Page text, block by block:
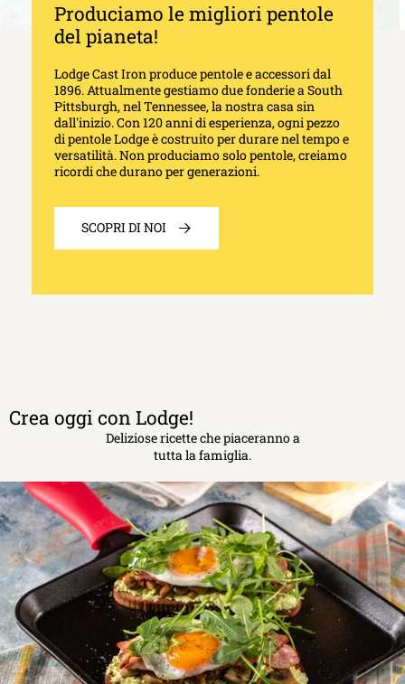
Produciamo le migliori pentole
del pianeta!
Lodge Cast Iron produce pentole e accessori dal
1896. Attualmente gestiamo due fonderie a South
Pittsburgh, nel Tennessee, la nostra casa sin
dall'inizio. Con 120 anni di esperienza, ogni pezzo
di pentole Lodge è costruito per durare nel tempo e
versatilità. Non produciamo solo pentole, creiamo
ricordi che durano per generazioni.
SCOPRI DI NOI
Crea oggi con Lodge!
Deliziose ricette che piaceranno a
tutta la famiglia.